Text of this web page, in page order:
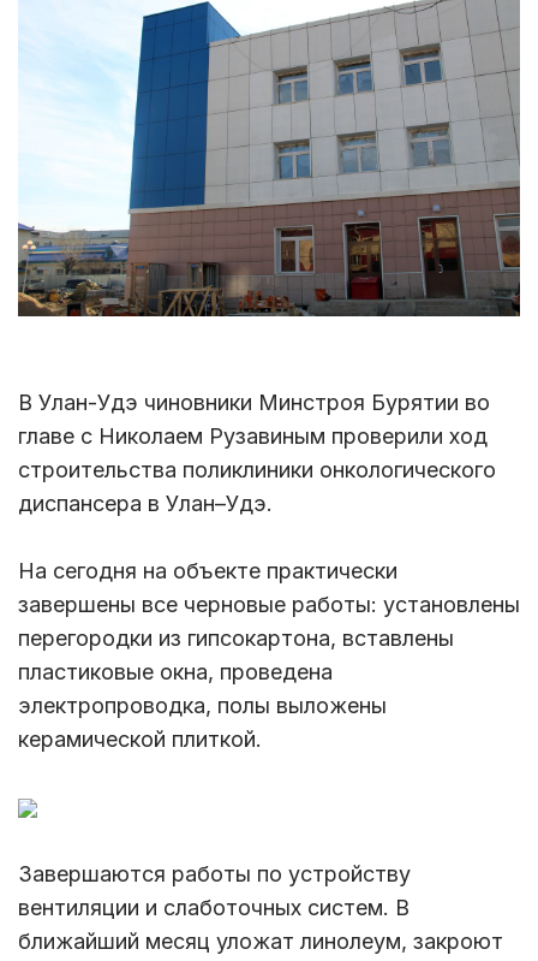
В Улан-Удэ чиновники Минстроя Бурятии во
главе с Николаем Рузавиным проверили ход
строительства поликлиники онкологического
диспансера в Улан–Удэ.
На сегодня на объекте практически
завершены все черновые работы: установлены
перегородки из гипсокартона, вставлены
пластиковые окна, проведена
электропроводка, полы выложены
керамической плиткой.
Завершаются работы по устройству
вентиляции и слаботочных систем. В
ближайший месяц уложат линолеум, закроют